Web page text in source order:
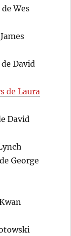
Wes
David
de Laura
David
George